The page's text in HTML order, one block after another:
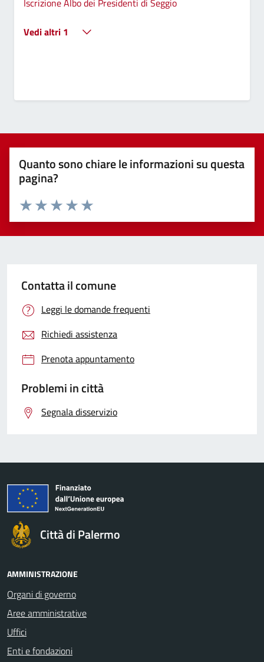
Vedi altri 1
Quanto sono chiare le informazioni su questa
pagina?
Valuta 5 stelle su 5
Valuta 4 stelle su 5
Valuta 3 stelle su 5
Valuta 2 stelle su 5
Valuta 1 stelle su 5
Contatta il comune
Leggi le domande frequenti
Richiedi assistenza
Prenota appuntamento
Problemi in città
Segnala disservizio
Città di Palermo
AMMINISTRAZIONE
Organi di governo
Aree amministrative
Uffici
Enti e fondazioni